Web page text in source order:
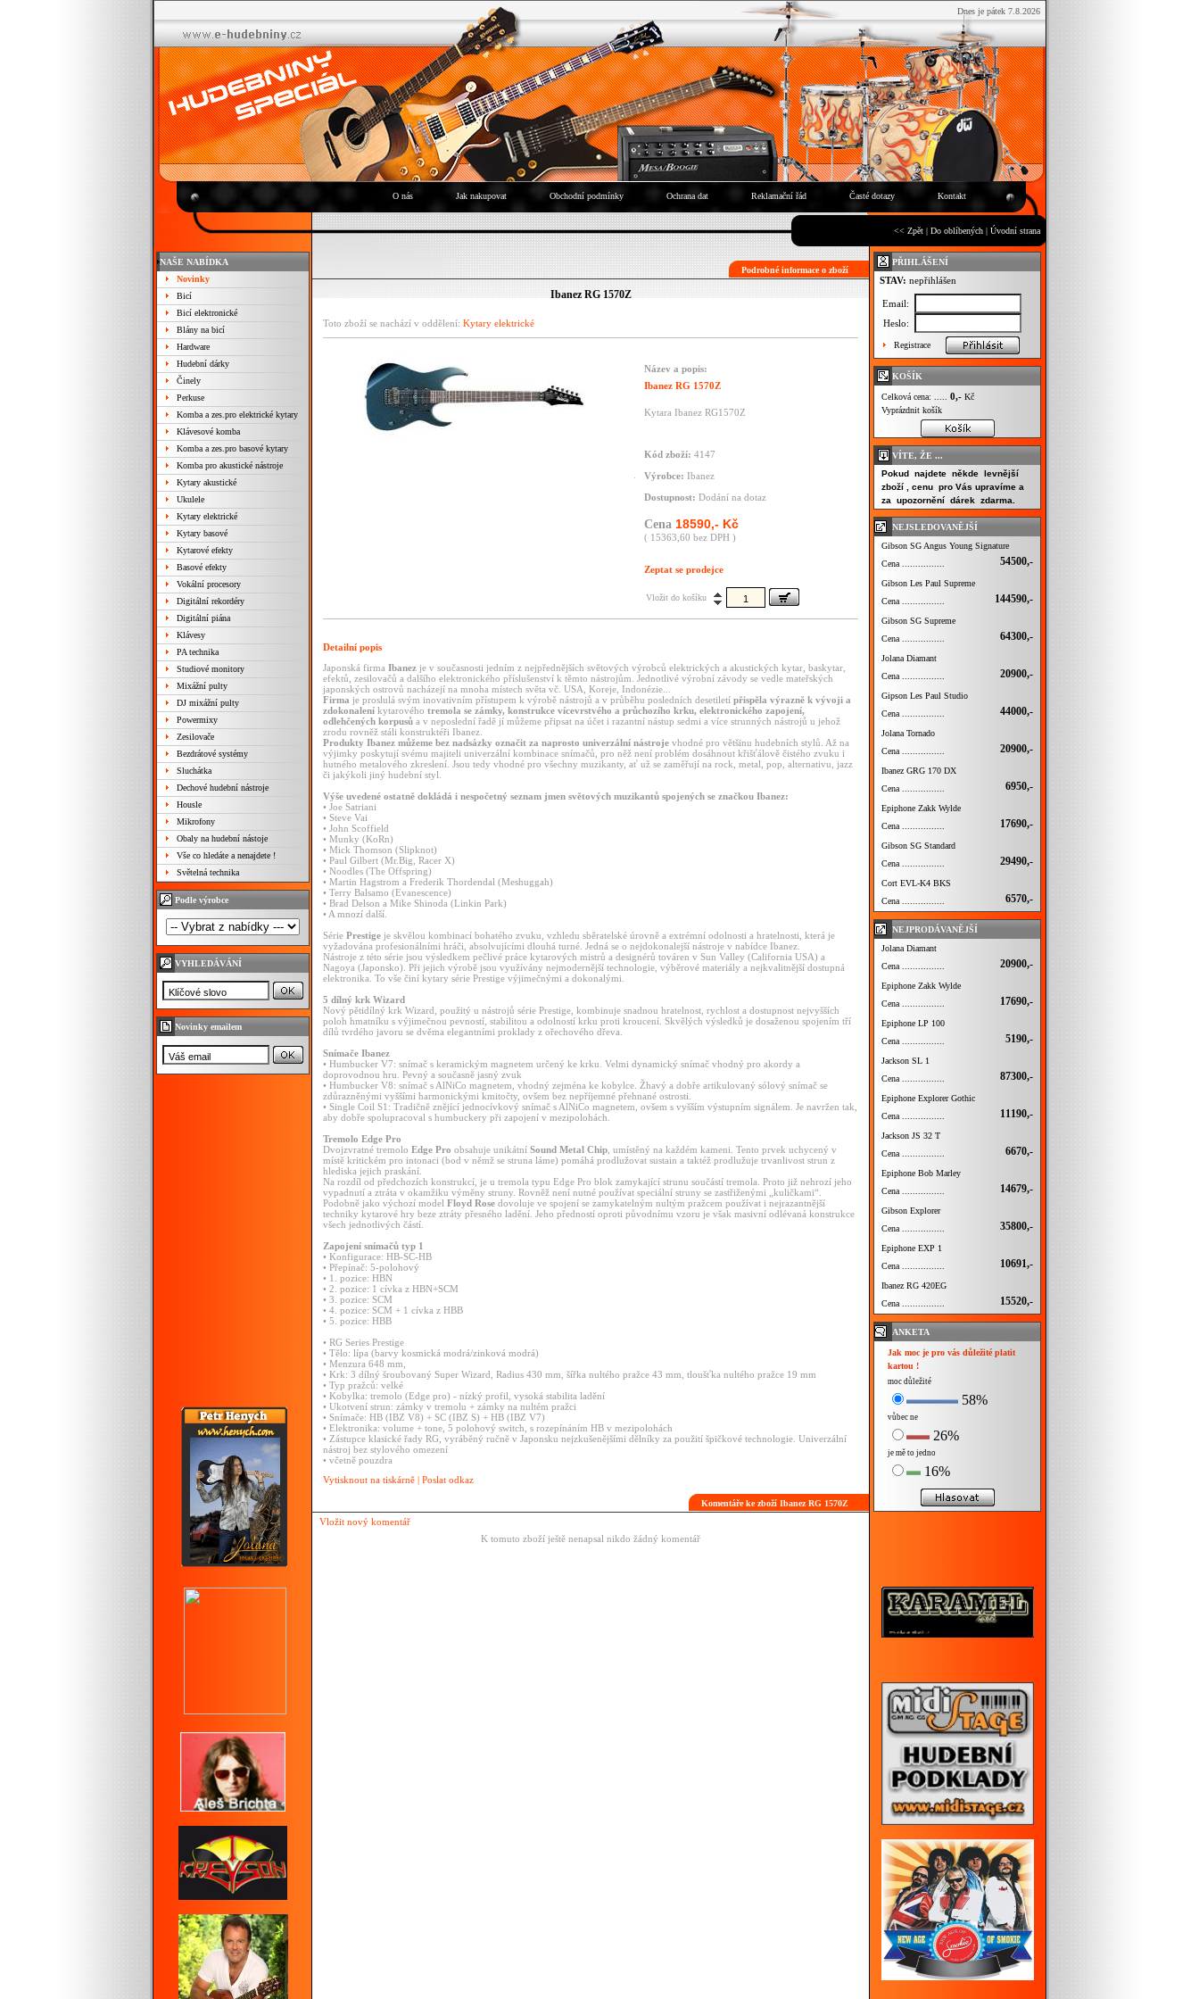
Dnes je pátek 7.8.2026
O nás Jak nakupovat Obchodní podmínky Ochrana dat Reklamační řád Časté dotazy Kontakt
<< Zpět | Do oblíbených | Úvodní strana
NAŠE NABÍDKA
Novinky
Bicí
Bicí elektronické
Blány na bicí
Hardware
Hudební dárky
Činely
Perkuse
Komba a zes.pro elektrické kytary
Klávesové komba
Komba a zes.pro basové kytary
Komba pro akustické nástroje
Kytary akustické
Ukulele
Kytary elektrické
Kytary basové
Kytarové efekty
Basové efekty
Vokální procesory
Digitální rekordéry
Digitální piána
Klávesy
PA technika
Studiové monitory
Mixážní pulty
DJ mixážní pulty
Powermixy
Zesilovače
Bezdrátové systémy
Sluchátka
Dechové hudební nástroje
Housle
Mikrofony
Obaly na hudební nástoje
Vše co hledáte a nenajdete !
Světelná technika
Podle výrobce
VYHLEDÁVÁNÍ
Novinky emailem
Podrobné informace o zboží
Ibanez RG 1570Z
Toto zboží se nachází v oddělení: Kytary elektrické
Název a popis:
Ibanez RG 1570Z
Kytara Ibanez RG1570Z
Kód zboží: 4147
Výrobce: Ibanez
Dostupnost: Dodání na dotaz
Cena 18590,- Kč
( 15363,60 bez DPH )
Zeptat se prodejce
Vložit do košíku
Detailní popis
Japonská firma Ibanez je v současnosti jedním z nejpřednějších světových výrobců elektrických a akustických kytar, baskytar,
efektů, zesilovačů a dalšího elektronického příslušenství k těmto nástrojům. Jednotlivé výrobní závody se vedle mateřských
japonských ostrovů nacházejí na mnoha místech světa vč. USA, Koreje, Indonézie...
Firma je proslulá svým inovativním přístupem k výrobě nástrojů a v průběhu posledních desetiletí přispěla výrazně k vývoji a
zdokonalení kytarového tremola se zámky, konstrukce vícevrstvého a průchozího krku, elektronického zapojení,
odlehčených korpusů a v neposlední řadě jí můžeme připsat na účet i razantní nástup sedmi a více strunných nástrojů u jehož
zrodu rovněž stáli konstruktéři Ibanez.
Produkty Ibanez můžeme bez nadsázky označit za naprosto univerzální nástroje vhodné pro většinu hudebních stylů. Až na
výjimky poskytují svému majiteli univerzální kombinace snímačů, pro něž není problém dosáhnout křišťálově čistého zvuku i
hutného metalového zkreslení. Jsou tedy vhodné pro všechny muzikanty, ať už se zaměřují na rock, metal, pop, alternativu, jazz
či jakýkoli jiný hudební styl.
Výše uvedené ostatně dokládá i nespočetný seznam jmen světových muzikantů spojených se značkou Ibanez:
• Joe Satriani
• Steve Vai
• John Scoffield
• Munky (KoRn)
• Mick Thomson (Slipknot)
• Paul Gilbert (Mr.Big, Racer X)
• Noodles (The Offspring)
• Martin Hagstrom a Frederik Thordendal (Meshuggah)
• Terry Balsamo (Evanescence)
• Brad Delson a Mike Shinoda (Linkin Park)
• A mnozí další.
Série Prestige je skvělou kombinací bohatého zvuku, vzhledu sběratelské úrovně a extrémní odolnosti a hratelnosti, která je
vyžadována profesionálními hráči, absolvujícími dlouhá turné. Jedná se o nejdokonalejší nástroje v nabídce Ibanez.
Nástroje z této série jsou výsledkem pečlivé práce kytarových mistrů a designérů továren v Sun Valley (California USA) a
Nagoya (Japonsko). Při jejich výrobě jsou využívány nejmodernější technologie, výběrové materiály a nejkvalitnější dostupná
elektronika. To vše činí kytary série Prestige výjimečnými a dokonalými.
5 dílný krk Wizard
Nový pětidílný krk Wizard, použitý u nástrojů série Prestige, kombinuje snadnou hratelnost, rychlost a dostupnost nejvyšších
poloh hmatníku s výjimečnou pevností, stabilitou a odolností krku proti kroucení. Skvělých výsledků je dosaženou spojením tří
dílů tvrdého javoru se dvěma elegantními proklady z ořechového dřeva.
Snímače Ibanez
• Humbucker V7: snímač s keramickým magnetem určený ke krku. Velmi dynamický snímač vhodný pro akordy a
doprovodnou hru. Pevný a současně jasný zvuk
• Humbucker V8: snímač s AlNiCo magnetem, vhodný zejména ke kobylce. Žhavý a dobře artikulovaný sólový snímač se
zdůrazněnými vyššími harmonickými kmitočty, ovšem bez nepříjemné přehnané ostrosti.
• Single Coil S1: Tradičně znějící jednocívkový snímač s AlNiCo magnetem, ovšem s vyšším výstupním signálem. Je navržen tak,
aby dobře spolupracoval s humbuckery při zapojení v mezipolohách.
Tremolo Edge Pro
Dvojzvratné tremolo Edge Pro obsahuje unikátní Sound Metal Chip , umístěný na každém kameni. Tento prvek uchycený v
místě kritickém pro intonaci (bod v němž se struna láme) pomáhá prodlužovat sustain a taktéž prodlužuje trvanlivost strun z
hlediska jejich praskání.
Na rozdíl od předchozích konstrukcí, je u tremola typu Edge Pro blok zamykající strunu součástí tremola. Proto již nehrozí jeho
vypadnutí a ztráta v okamžiku výměny struny. Rovněž není nutné používat speciální struny se zastřiženými „kuličkami“.
Podobně jako výchozí model Floyd Rose dovoluje ve spojení se zamykatelným nultým pražcem používat i nejrazantnější
techniky kytarové hry beze ztráty přesného ladění. Jeho předností oproti původnímu vzoru je však masivní odlévaná konstrukce
všech jednotlivých částí.
Zapojení snímačů typ 1
• Konfigurace: HB-SC-HB
• Přepínač: 5-polohový
• 1. pozice: HBN
• 2. pozice: 1 cívka z HBN+SCM
• 3. pozice: SCM
• 4. pozice: SCM + 1 cívka z HBB
• 5. pozice: HBB
• RG Series Prestige
• Tělo: lípa (barvy kosmická modrá/zinková modrá)
• Menzura 648 mm,
• Krk: 3 dílný šroubovaný Super Wizard, Radius 430 mm, šířka nultého pražce 43 mm, tloušťka nultého pražce 19 mm
• Typ pražců: velké
• Kobylka: tremolo (Edge pro) - nízký profil, vysoká stabilita ladění
• Ukotvení strun: zámky v tremolu + zámky na nultém pražci
• Snímače: HB (IBZ V8) + SC (IBZ S) + HB (IBZ V7)
• Elektronika: volume + tone, 5 polohový switch, s rozepínáním HB v mezipolohách
• Zástupce klasické řady RG, vyráběný ručně v Japonsku nejzkušenějšími dělníky za použití špičkové technologie. Univerzální
nástroj bez stylového omezení
• včetně pouzdra
Vytisknout na tiskárně | Poslat odkaz
Komentáře ke zboží Ibanez RG 1570Z
Vložit nový komentář
K tomuto zboží ještě nenapsal nikdo žádný komentář
PŘIHLÁŠENÍ
STAV: nepřihlášen
Email:
Heslo:
Registrace
KOŠÍK
Celková cena: ..... 0,- Kč
Vyprázdnit košík
VÍTE, ŽE ...
Pokud najdete někde levnější
zboží , cenu pro Vás upravíme a
za upozornění dárek zdarma.
NEJSLEDOVANĚJŠÍ
Gibson SG Angus Young Signature
Cena ................
54500,-
Gibson Les Paul Supreme
Cena ................
144590,-
Gibson SG Supreme
Cena ................
64300,-
Jolana Diamant
Cena ................
20900,-
Gipson Les Paul Studio
Cena ................
44000,-
Jolana Tornado
Cena ................
20900,-
Ibanez GRG 170 DX
Cena ................
6950,-
Epiphone Zakk Wylde
Cena ................
17690,-
Gibson SG Standard
Cena ................
29490,-
Cort EVL-K4 BKS
Cena ................
6570,-
NEJPRODÁVANĚJŠÍ
Jolana Diamant
Cena ................
20900,-
Epiphone Zakk Wylde
Cena ................
17690,-
Epiphone LP 100
Cena ................
5190,-
Jackson SL 1
Cena ................
87300,-
Epiphone Explorer Gothic
Cena ................
11190,-
Jackson JS 32 T
Cena ................
6670,-
Epiphone Bob Marley
Cena ................
14679,-
Gibson Explorer
Cena ................
35800,-
Epiphone EXP 1
Cena ................
10691,-
Ibanez RG 420EG
Cena ................
15520,-
ANKETA
Jak moc je pro vás důležité platit
kartou !
moc důležité
58%
vůbec ne
26%
je mě to jedno
16%